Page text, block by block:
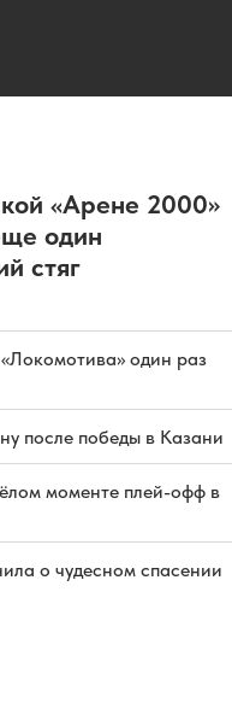
«Арене 2000»
один
стяг
один раз
после победы в Казани
моменте плей-офф в
о чудесном спасении